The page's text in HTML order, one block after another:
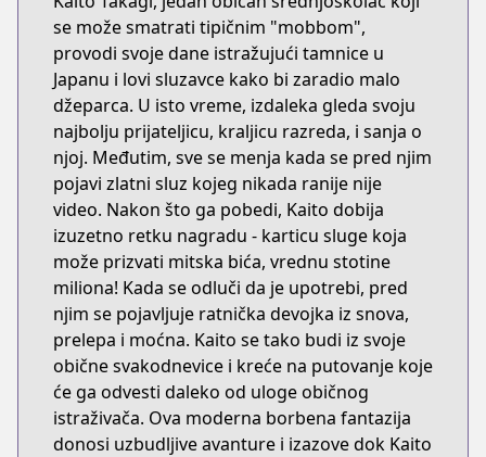
se može smatrati tipičnim "mobbom",
provodi svoje dane istražujući tamnice u
Japanu i lovi sluzavce kako bi zaradio malo
džeparca. U isto vreme, izdaleka gleda svoju
najbolju prijateljicu, kraljicu razreda, i sanja o
njoj. Međutim, sve se menja kada se pred njim
pojavi zlatni sluz kojeg nikada ranije nije
video. Nakon što ga pobedi, Kaito dobija
izuzetno retku nagradu - karticu sluge koja
može prizvati mitska bića, vrednu stotine
miliona! Kada se odluči da je upotrebi, pred
njim se pojavljuje ratnička devojka iz snova,
prelepa i moćna. Kaito se tako budi iz svoje
obične svakodnevice i kreće na putovanje koje
će ga odvesti daleko od uloge običnog
istraživača. Ova moderna borbena fantazija
donosi uzbudljive avanture i izazove dok Kaito